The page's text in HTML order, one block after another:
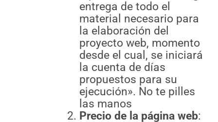
entrega de todo el
material necesario para
la elaboración del
proyecto web, momento
desde el cual, se iniciará
la cuenta de días
propuestos para su
ejecución». No te pilles
las manos
Precio de la página web: